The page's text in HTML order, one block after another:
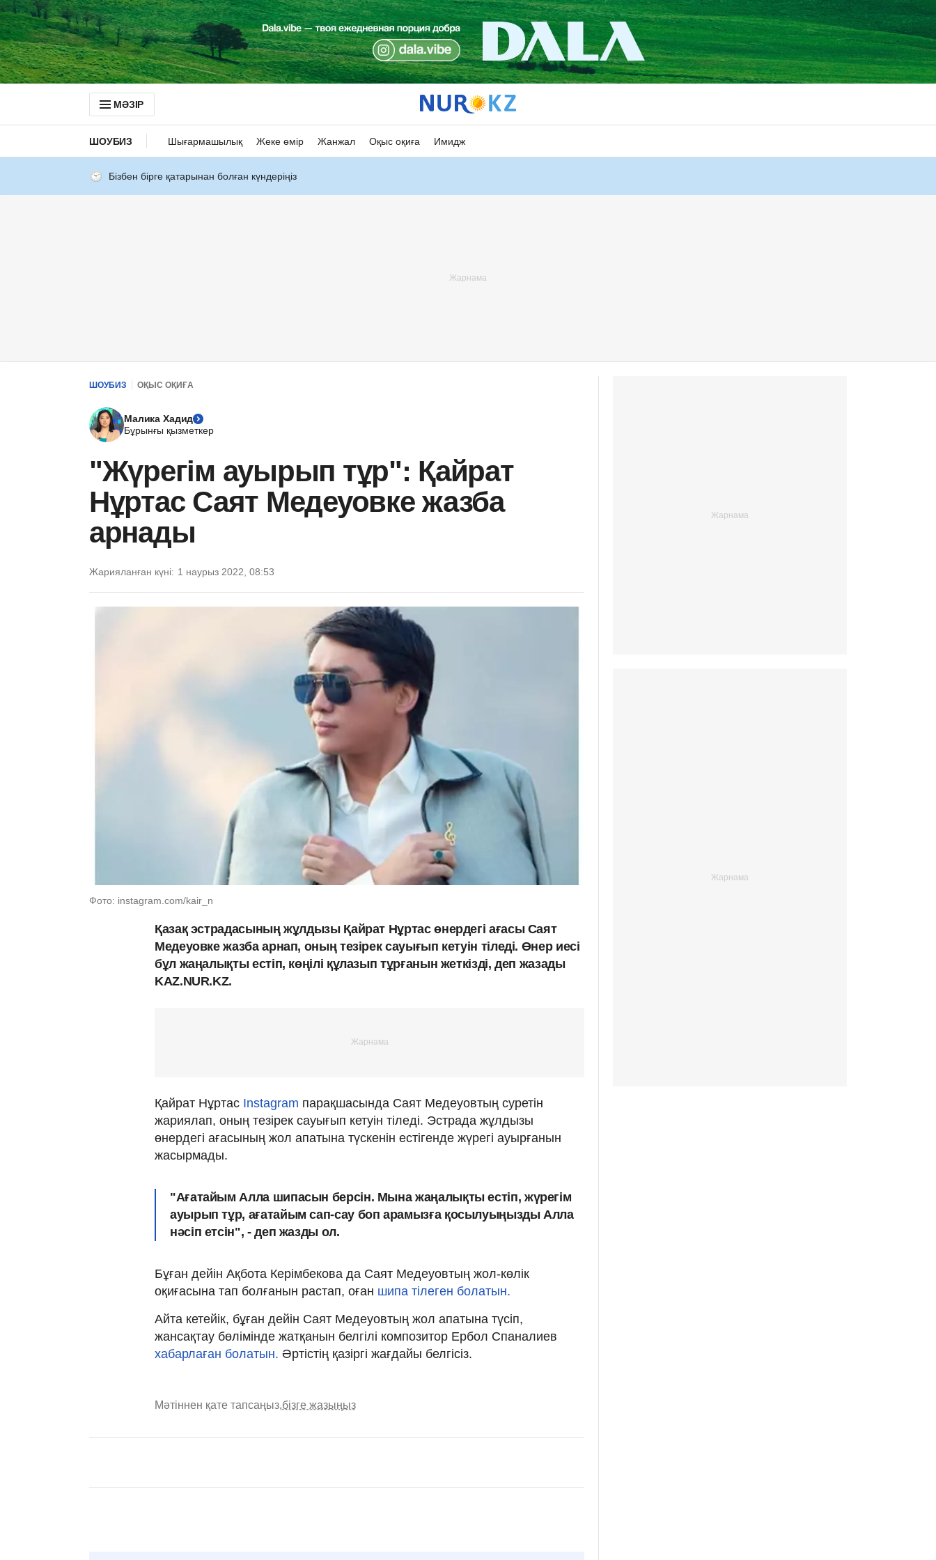
МӘЗІР
ШОУБИЗ Шығармашылық Жеке өмір Жанжал Оқыс оқиға Имидж
Бізбен бірге қатарынан болған күндеріңіз
ШОУБИЗ ОҚЫС ОҚИҒА
Малика Хадид
Бұрынғы қызметкер
"Жүрегім ауырып тұр": Қайрат
Нұртас Саят Медеуовке жазба
арнады
Жарияланған күні: 1 наурыз 2022, 08:53
Фото: instagram.com/kair_n
Қазақ эстрадасының жұлдызы Қайрат Нұртас өнердегі ағасы Саят
Медеуовке жазба арнап, оның тезірек сауығып кетуін тіледі. Өнер иесі
бұл жаңалықты естіп, көңілі құлазып тұрғанын жеткізді, деп жазады
KAZ.NUR.KZ.
Қайрат Нұртас Instagram парақшасында Саят Медеуовтың суретін
жариялап, оның тезірек сауығып кетуін тіледі. Эстрада жұлдызы
өнердегі ағасының жол апатына түскенін естігенде жүрегі ауырғанын
жасырмады.
"Ағатайым Алла шипасын берсін. Мына жаңалықты естіп, жүрегім
ауырып тұр, ағатайым сап-сау боп арамызға қосылуыңызды Алла
нәсіп етсін", - деп жазды ол.
Бұған дейін Ақбота Керімбекова да Саят Медеуовтың жол-көлік
оқиғасына тап болғанын растап, оған шипа тілеген болатын.
Айта кетейік, бұған дейін Саят Медеуовтың жол апатына түсіп,
жансақтау бөлімінде жатқанын белгілі композитор Ербол Спаналиев
хабарлаған болатын. Әртістің қазіргі жағдайы белгісіз.
Мәтіннен қате тапсаңыз,бізге жазыңыз